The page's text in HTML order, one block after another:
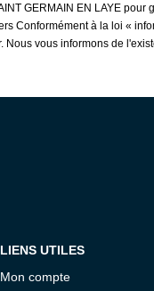
GERMAIN EN LAYE
Conformément à la loi «
vous informons de
LIENS UTILES
Mon compte